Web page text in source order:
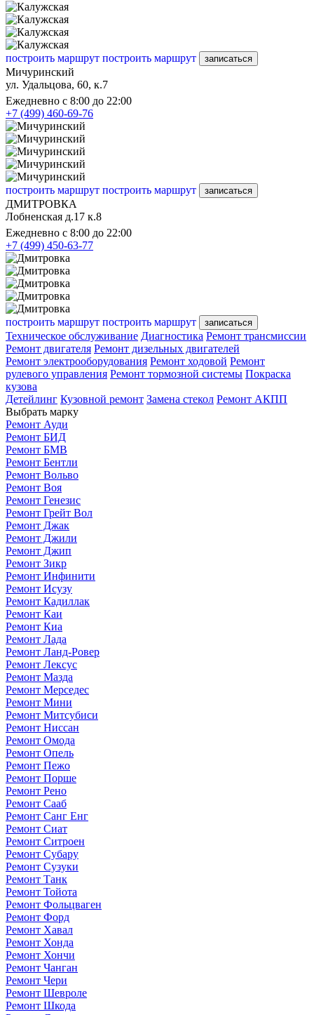
построить маршрут построить маршрут записаться
Мичуринский
ул. Удальцова, 60, к.7
Ежедневно с 8:00 до 22:00
+7 (499) 460-69-76
построить маршрут построить маршрут записаться
ДМИТРОВКА
Лобненская д.17 к.8
Ежедневно с 8:00 до 22:00
+7 (499) 450-63-77
построить маршрут построить маршрут записаться
Техническое обслуживание Диагностика Ремонт трансмиссии
Ремонт двигателя Ремонт дизельных двигателей
Ремонт электрооборудования Ремонт ходовой Ремонт
рулевого управления Ремонт тормозной системы Покраска
кузова
Детейлинг Кузовной ремонт Замена стекол Ремонт АКПП
Выбрать марку
Ремонт Ауди
Ремонт БИД
Ремонт БМВ
Ремонт Бентли
Ремонт Вольво
Ремонт Воя
Ремонт Генезис
Ремонт Грейт Вол
Ремонт Джак
Ремонт Джили
Ремонт Джип
Ремонт Зикр
Ремонт Инфинити
Ремонт Исузу
Ремонт Кадиллак
Ремонт Каи
Ремонт Киа
Ремонт Лада
Ремонт Ланд-Ровер
Ремонт Лексус
Ремонт Мазда
Ремонт Мерседес
Ремонт Мини
Ремонт Митсубиси
Ремонт Ниссан
Ремонт Омода
Ремонт Опель
Ремонт Пежо
Ремонт Порше
Ремонт Рено
Ремонт Сааб
Ремонт Санг Енг
Ремонт Сиат
Ремонт Ситроен
Ремонт Субару
Ремонт Сузуки
Ремонт Танк
Ремонт Тойота
Ремонт Фольцваген
Ремонт Форд
Ремонт Хавал
Ремонт Хонда
Ремонт Хончи
Ремонт Чанган
Ремонт Чери
Ремонт Шевроле
Ремонт Шкода